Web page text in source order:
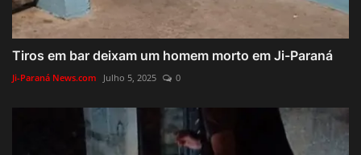
Tiros em bar deixam um homem morto em Ji-Paraná
Ji-Paraná News.com Julho 5, 2025 0